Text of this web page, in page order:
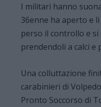
I militari hanno
36enne ha aperto e
perso il controllo e
prendendoli a calci e
Una colluttazione
carabinieri di
Pronto Soccorso di